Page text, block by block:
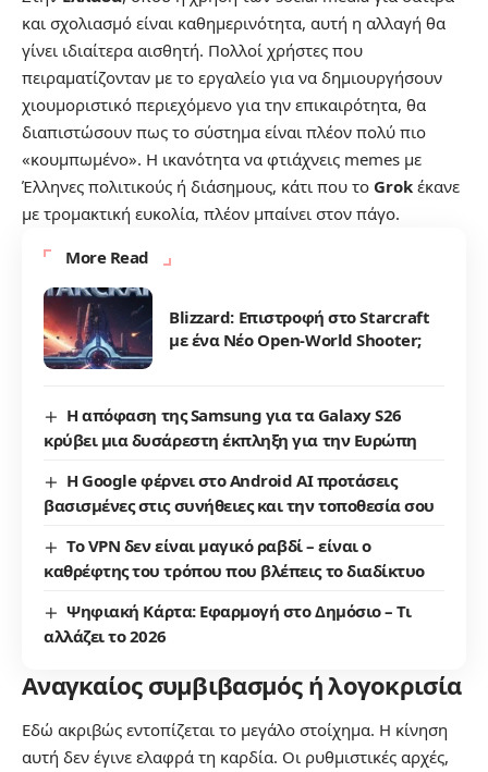
και σχολιασμό είναι καθημερινότητα, αυτή η αλλαγή θα
γίνει ιδιαίτερα αισθητή. Πολλοί χρήστες που
πειραματίζονταν με το εργαλείο για να δημιουργήσουν
χιουμοριστικό περιεχόμενο για την επικαιρότητα, θα
διαπιστώσουν πως το σύστημα είναι πλέον πολύ πιο
«κουμπωμένο». Η ικανότητα να φτιάχνεις memes με
Έλληνες πολιτικούς ή διάσημους, κάτι που το Grok έκανε
με τρομακτική ευκολία, πλέον μπαίνει στον πάγο.
More Read
Blizzard: Επιστροφή στο Starcraft
με ένα Νέο Open-World Shooter;
Η απόφαση της Samsung για τα Galaxy S26
κρύβει μια δυσάρεστη έκπληξη για την Ευρώπη
Η Google φέρνει στο Android AI προτάσεις
βασισμένες στις συνήθειες και την τοποθεσία σου
Το VPN δεν είναι μαγικό ραβδί – είναι ο
καθρέφτης του τρόπου που βλέπεις το διαδίκτυο
Ψηφιακή Κάρτα: Εφαρμογή στο Δημόσιο – Τι
αλλάζει το 2026
Αναγκαίος συμβιβασμός ή λογοκρισία
Εδώ ακριβώς εντοπίζεται το μεγάλο στοίχημα. Η κίνηση
αυτή δεν έγινε ελαφρά τη καρδία. Οι ρυθμιστικές αρχές,